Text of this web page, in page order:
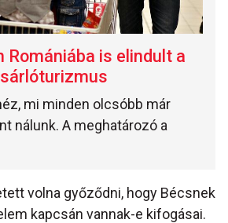
Romániába is elindult a
mi minden olcsóbb már
nálunk. A meghatározó a
volna győződni, hogy Bécsnek
kapcsán vannak-e kifogásai.